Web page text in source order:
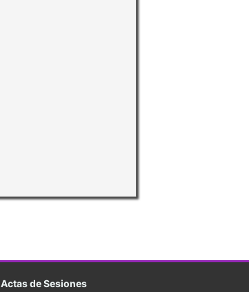
Actas de Sesiones